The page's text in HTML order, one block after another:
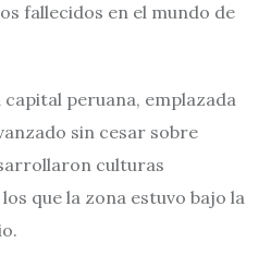
fallecidos en el mundo de
peruana, emplazada
sin cesar sobre
culturas
que la zona estuvo bajo la